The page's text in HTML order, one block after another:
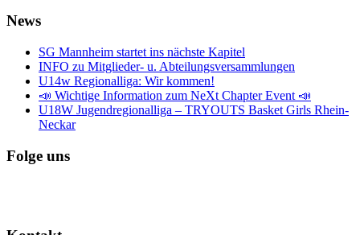
News
SG Mannheim startet ins nächste Kapitel
INFO zu Mitglieder- u. Abteilungsversammlungen
U14w Regionalliga: Wir kommen!
📣 Wichtige Information zum NeXt Chapter Event 📣
U18W Jugendregionalliga – TRYOUTS Basket Girls Rhein-
Neckar
Folge uns